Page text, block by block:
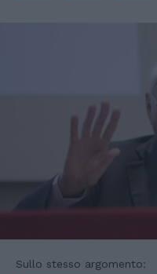
Sullo stesso argomento: